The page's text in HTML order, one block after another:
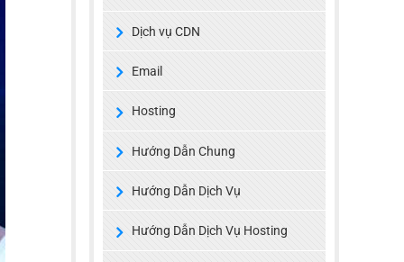
Dịch vụ CDN
Email
Hosting
Hướng Dẫn Chung
Hướng Dẫn Dịch Vụ
Hướng Dẫn Dịch Vụ Hosting